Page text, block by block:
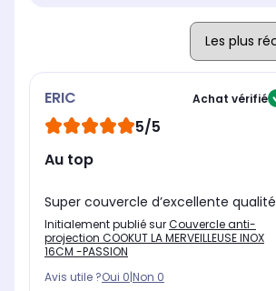
ERIC Achat vérifié
5/5
Au top
Super couvercle d’excellente qualité
Initialement publié surCouvercle anti-
projection COOKUT LA MERVEILLEUSE INOX
16CM -PASSION
Avis utile ?Oui 0 Non 0